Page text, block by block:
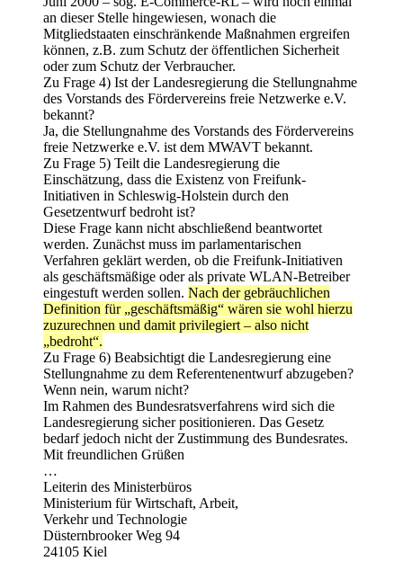
an dieser Stelle hingewiesen, wonach die
Mitgliedstaaten einschränkende Maßnahmen ergreifen
können, z.B. zum Schutz der öffentlichen Sicherheit
oder zum Schutz der Verbraucher.
Zu Frage 4) Ist der Landesregierung die Stellungnahme
des Vorstands des Fördervereins freie Netzwerke e.V.
bekannt?
Ja, die Stellungnahme des Vorstands des Fördervereins
freie Netzwerke e.V. ist dem MWAVT bekannt.
Zu Frage 5) Teilt die Landesregierung die
Einschätzung, dass die Existenz von Freifunk-
Initiativen in Schleswig-Holstein durch den
Gesetzentwurf bedroht ist?
Diese Frage kann nicht abschließend beantwortet
werden. Zunächst muss im parlamentarischen
Verfahren geklärt werden, ob die Freifunk-Initiativen
als geschäftsmäßige oder als private WLAN-Betreiber
eingestuft werden sollen. Nach der gebräuchlichen
Definition für „geschäftsmäßig“ wären sie wohl hierzu
zuzurechnen und damit privilegiert – also nicht
„bedroht“.
Zu Frage 6) Beabsichtigt die Landesregierung eine
Stellungnahme zu dem Referentenentwurf abzugeben?
Wenn nein, warum nicht?
Im Rahmen des Bundesratsverfahrens wird sich die
Landesregierung sicher positionieren. Das Gesetz
bedarf jedoch nicht der Zustimmung des Bundesrates.
Mit freundlichen Grüßen
…
Leiterin des Ministerbüros
Ministerium für Wirtschaft, Arbeit,
Verkehr und Technologie
Düsternbrooker Weg 94
24105 Kiel